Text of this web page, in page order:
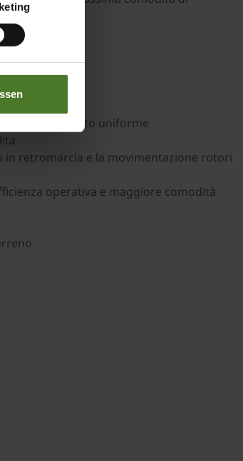
ed il deposito uniforme
retromarcia e la movimentazione rotori
operativa e maggiore comodità